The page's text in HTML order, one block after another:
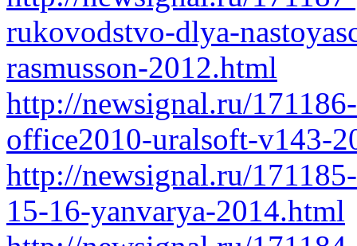
rukovodstvo-dlya-
rasmusson-2012.html
http://newsignal.ru/
office2010-uralsoft-v143-
http://newsignal.ru/
15-16-yanvarya-2014.html